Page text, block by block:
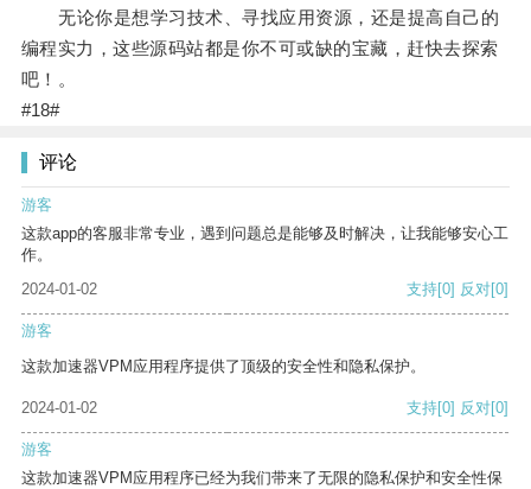
无论你是想学习技术、寻找应用资源，还是提高自己的
编程实力，这些源码站都是你不可或缺的宝藏，赶快去探索
吧！。
#18#
评论
游客
这款app的客服非常专业，遇到问题总是能够及时解决，让我能够安心工
作。
2024-01-02
支持[0] 反对[0]
游客
这款加速器VPM应用程序提供了顶级的安全性和隐私保护。
2024-01-02 支持[0] 反对[0]
游客
这款加速器VPM应用程序已经为我们带来了无限的隐私保护和安全性保